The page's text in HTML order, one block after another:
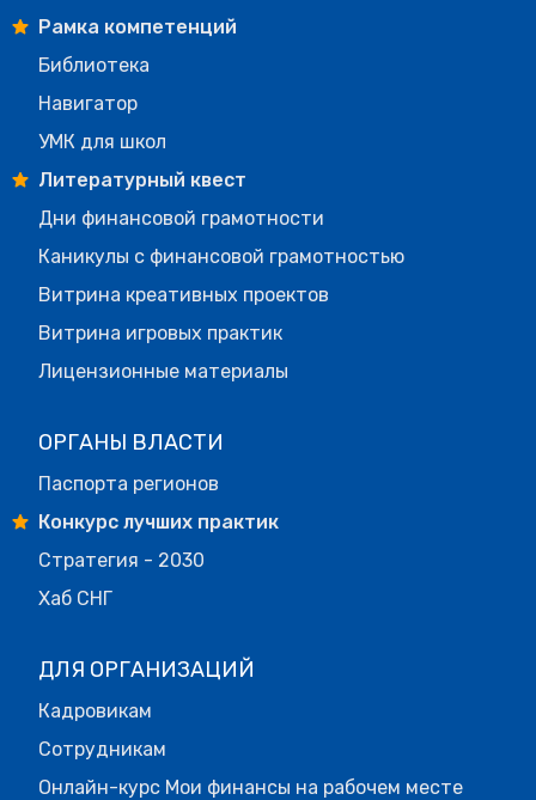
Рамка компетенций
Библиотека
Навигатор
УМК для школ
Литературный квест
Дни финансовой грамотности
Каникулы с финансовой грамотностью
Витрина креативных проектов
Витрина игровых практик
Лицензионные материалы
ОРГАНЫ ВЛАСТИ
Паспорта регионов
Конкурс лучших практик
Стратегия - 2030
Хаб СНГ
ДЛЯ ОРГАНИЗАЦИЙ
Кадровикам
Сотрудникам
Онлайн-курс Мои финансы на рабочем месте